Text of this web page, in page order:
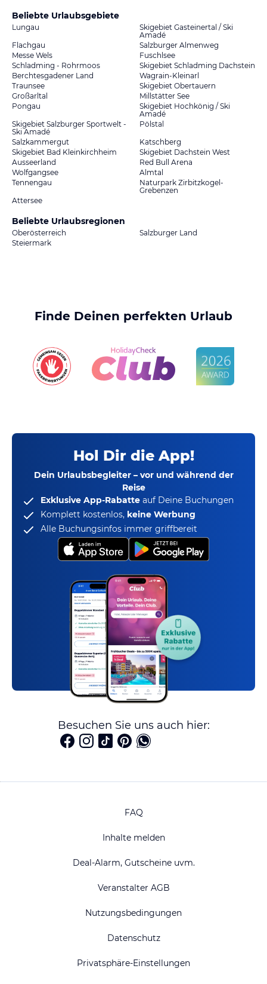
Beliebte Urlaubsgebiete
Lungau
Skigebiet Gasteinertal / Ski
Amadé
Flachgau
Salzburger Almenweg
Messe Wels
Fuschlsee
Schladming - Rohrmoos
Skigebiet Schladming Dachstein
Berchtesgadener Land
Wagrain-Kleinarl
Traunsee
Skigebiet Obertauern
Großarltal
Millstätter See
Pongau
Skigebiet Hochkönig / Ski
Amadé
Skigebiet Salzburger Sportwelt -
Ski Amadé
Pölstal
Salzkammergut
Katschberg
Skigebiet Bad Kleinkirchheim
Skigebiet Dachstein West
Ausseerland
Red Bull Arena
Wolfgangsee
Almtal
Tennengau
Naturpark Zirbitzkogel-
Grebenzen
Attersee
Beliebte Urlaubsregionen
Oberösterreich
Salzburger Land
Steiermark
Finde Deinen perfekten Urlaub
Hol Dir die App!
Dein Urlaubsbegleiter – vor und während der
Reise
Exklusive App-Rabatte auf Deine Buchungen
Komplett kostenlos, keine Werbung
Alle Buchungsinfos immer griffbereit
Besuchen Sie uns auch hier:
FAQ
Inhalte melden
Deal-Alarm, Gutscheine uvm.
Veranstalter AGB
Nutzungsbedingungen
Datenschutz
Privatsphäre-Einstellungen